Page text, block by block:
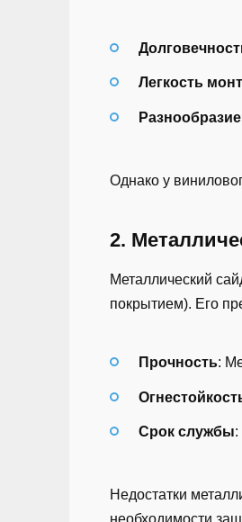
Легкость
Однако у
2.
Металлический
покрытием). Его
Прочность:
Срок службы:
Недостатки
необходимости